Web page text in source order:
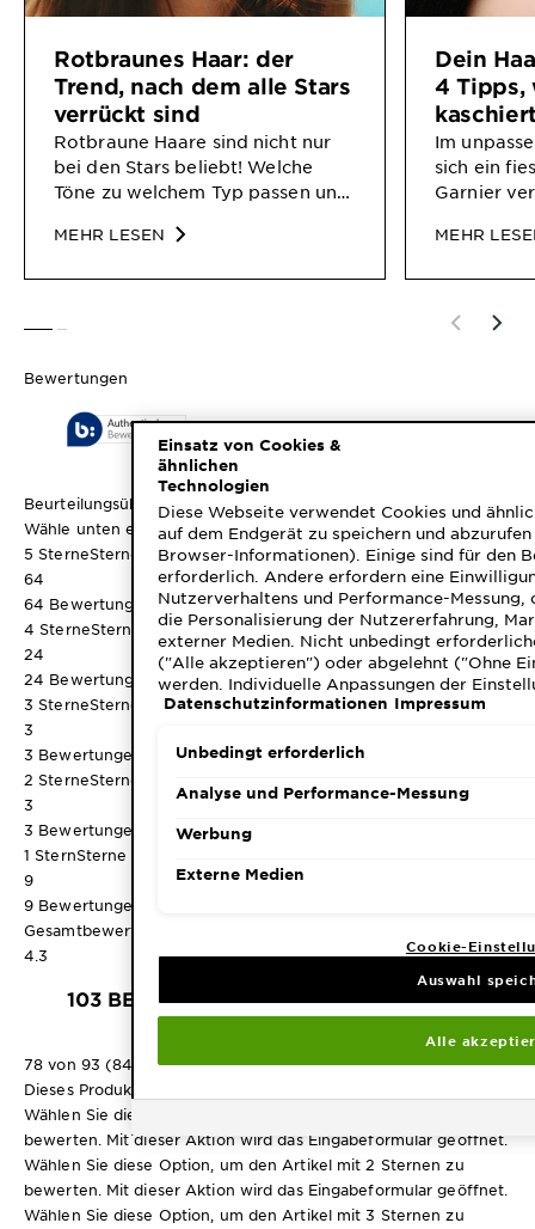
Rotbraunes Haar: der
Trend, nach dem alle Stars
verrückt sind
Rotbraune Haare sind nicht nur
bei den Stars beliebt! Welche
Töne zu welchem Typ passen und
Farben wichtig sind, erfährst Du
MEHR LESEN
Dein
4 Tipps,
Im
sich ein
Garnier
MEHR
Bewertungen
Beurteilungsüberblick
Wähle unten eine Reihe aus, um Bewertungen zu filtern.
5 SterneSterne
64
64 Bewertungen mit 5 Sternen.
4 SterneSterne
24
24 Bewertungen mit 4 Sternen.
3 SterneSterne
3
3 Bewertungen mit 3 Sternen.
2 SterneSterne
3
3 Bewertungen mit 2 Sternen.
1 SternSterne
9
9 Bewertungen mit 1 Stern.
Gesamtbewertung
4.3
103 BEWERTUNGEN
78 von 93 (84%) der Rezensenten empfehlen dieses Produkt
Dieses Produkt besprechen
Wählen Sie diese Option, um den Artikel mit 1 Stern zu
bewerten. Mit dieser Aktion wird das Eingabeformular geöffnet.
Wählen Sie diese Option, um den Artikel mit 2 Sternen zu
bewerten. Mit dieser Aktion wird das Eingabeformular geöffnet.
Wählen Sie diese Option, um den Artikel mit 3 Sternen zu
Einsatz von Cookies &
ähnlichen
Technologien
Diese Webseite verwendet Cookies und
auf dem Endgerät zu speichern und
Browser-Informationen). Einige sind für den
erforderlich. Andere erfordern eine
Nutzerverhaltens und Performance-
die Personalisierung der Nutzererfahrung,
externer Medien. Nicht unbedingt
("Alle akzeptieren") oder abgelehnt ("Ohne
werden. Individuelle Anpassungen der
speicherbar ("Auswahl speichern"). Die
Datenschutzinformationen.
Datenschutzinformationen Impressum
Unbedingt erforderlich
Analyse und Performance-Messung
Werbung
Externe Medien
Cookie-
Auswahl
Alle